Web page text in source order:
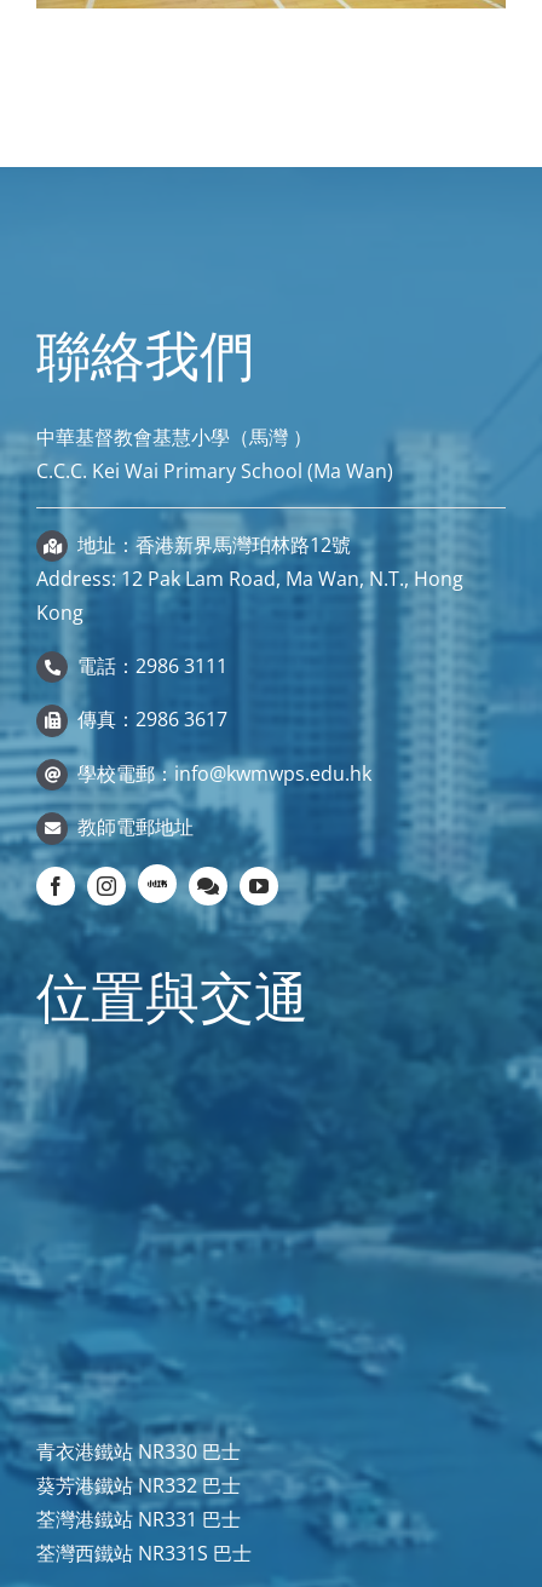
聯絡我們
中華基督教會基慧小學（馬灣 ）
C.C.C. Kei Wai Primary School (Ma Wan)
地址：香港新界馬灣珀林路12號
Address: 12 Pak Lam Road, Ma Wan, N.T., Hong
Kong
電話：2986 3111
傳真：2986 3617
學校電郵： info@kwmwps.edu.hk
教師電郵地址
位置與交通
青衣港鐵站 NR330 巴士
葵芳港鐵站 NR332 巴士
荃灣港鐵站 NR331 巴士
荃灣西鐵站 NR331S 巴士